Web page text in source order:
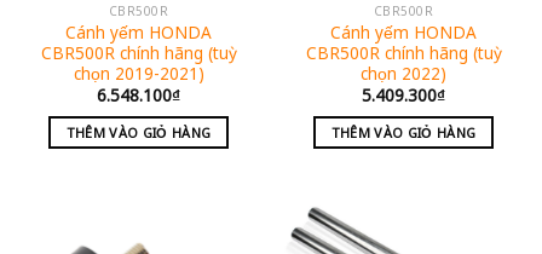
CBR500R
Cánh yếm HONDA
CBR500R chính hãng (tuỳ
chọn 2019-2021)
6.548.100₫
THÊM VÀO GIỎ HÀNG
CBR500R
Cánh yếm HONDA
CBR500R chính hãng (tuỳ
chọn 2022)
5.409.300₫
THÊM VÀO GIỎ HÀNG